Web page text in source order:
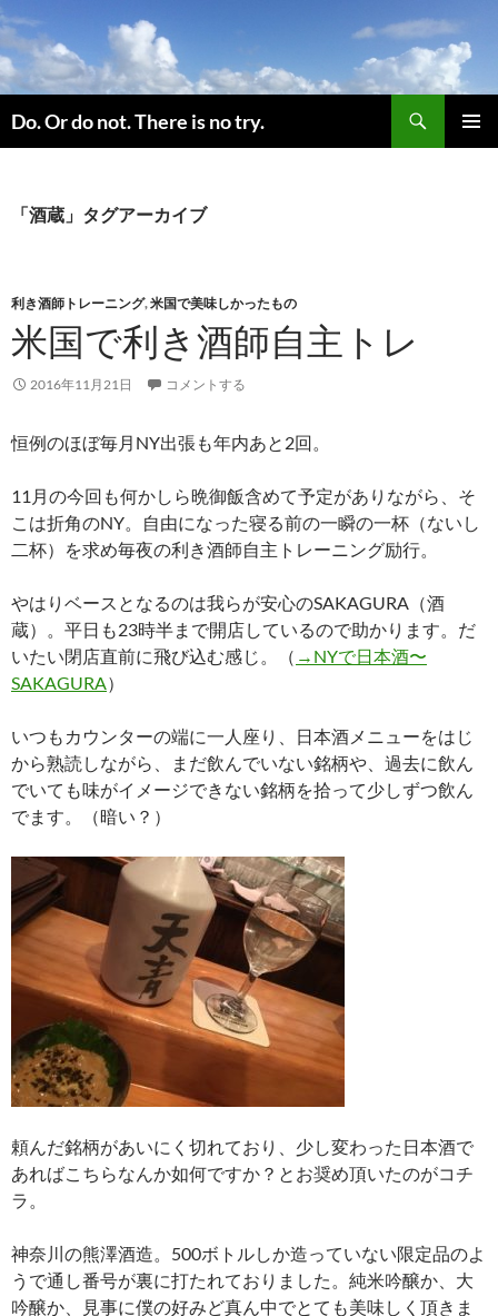
コ
ン
テ
ン
ツ
へ
Do. Or do not. There is no try.
索
「酒蔵」タグアーカイブ
利き酒師トレーニング,米国で美味しかったもの
米国で利き酒師自主トレ
2016年11月21日 コメントする
恒例のほぼ毎月NY出張も年内あと2回。
11月の今回も何かしら晩御飯含めて予定がありながら、そ
こは折角のNY。自由になった寝る前の一瞬の一杯（ないし
二杯）を求め毎夜の利き酒師自主トレーニング励行。
やはりベースとなるのは我らが安心のSAKAGURA（酒
蔵）。平日も23時半まで開店しているので助かります。だ
いたい閉店直前に飛び込む感じ。（ →NYで日本酒〜
SAKAGURA）
いつもカウンターの端に一人座り、日本酒メニューをはじ
から熟読しながら、まだ飲んでいない銘柄や、過去に飲ん
でいても味がイメージできない銘柄を拾って少しずつ飲ん
でます。（暗い？）
頼んだ銘柄があいにく切れており、少し変わった日本酒で
あればこちらなんか如何ですか？とお奨め頂いたのがコチ
ラ。
神奈川の熊澤酒造。500ボトルしか造っていない限定品のよ
うで通し番号が裏に打たれておりました。純米吟醸か、大
吟醸か、見事に僕の好みど真ん中でとても美味しく頂きま